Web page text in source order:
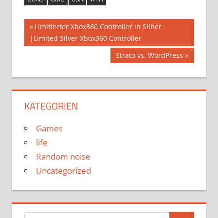
Beitragsnavigation
Vorheriger
Beitrag:
Limitierter Xbox360 Controller in Silber
|Limited Silver Xbox360 Controller
Nächster
Strato vs. WordPress
KATEGORIEN
Games
life
Random noise
Uncategorized